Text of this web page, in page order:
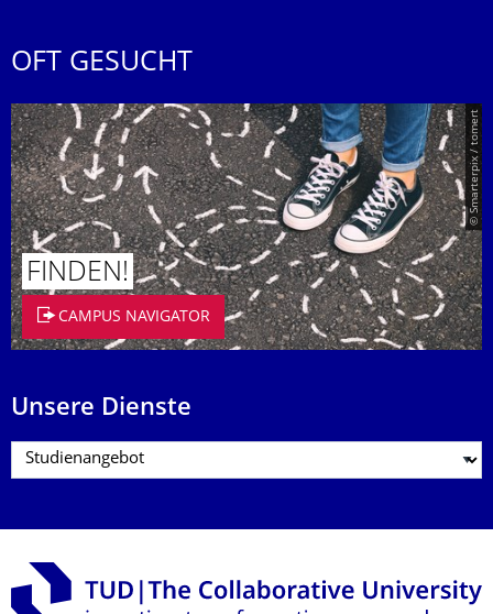
OFT GESUCHT
© Smarterpix / tomert
FINDEN!
CAMPUS NAVIGATOR
Unsere Dienste